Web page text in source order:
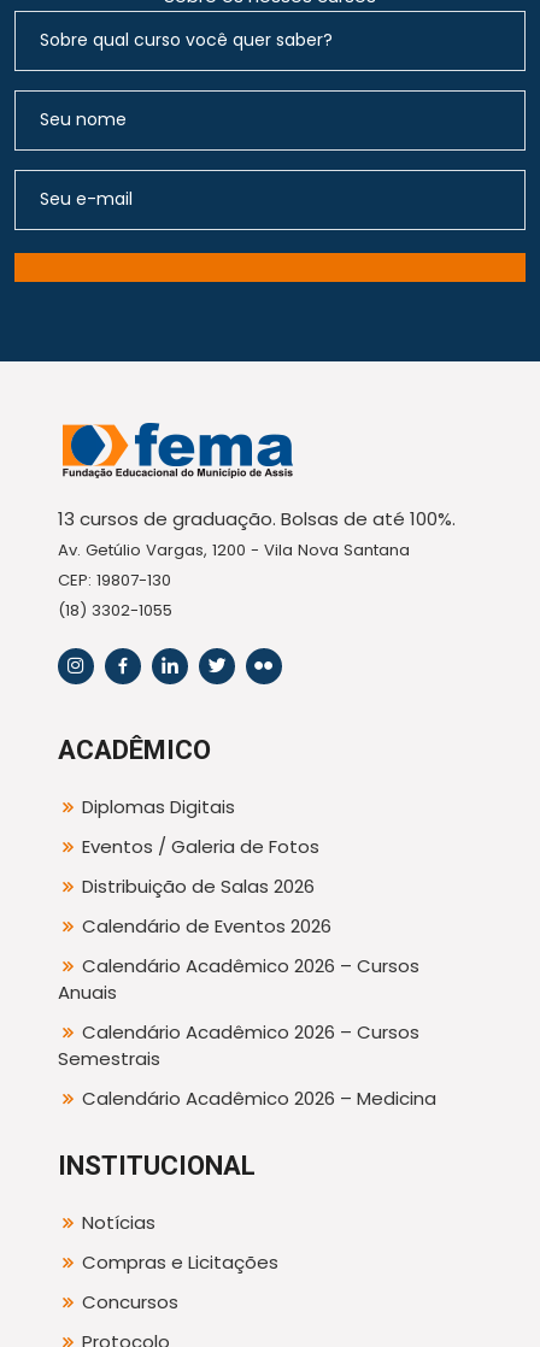
13 cursos de graduação. Bolsas de até 100%.
Av. Getúlio Vargas, 1200 - Vila Nova Santana
CEP: 19807-130
(18) 3302-1055
ACADÊMICO
Diplomas Digitais
Eventos / Galeria de Fotos
Distribuição de Salas 2026
Calendário de Eventos 2026
Calendário Acadêmico 2026 – Cursos
Anuais
Calendário Acadêmico 2026 – Cursos
Semestrais
Calendário Acadêmico 2026 – Medicina
INSTITUCIONAL
Notícias
Compras e Licitações
Concursos
Protocolo